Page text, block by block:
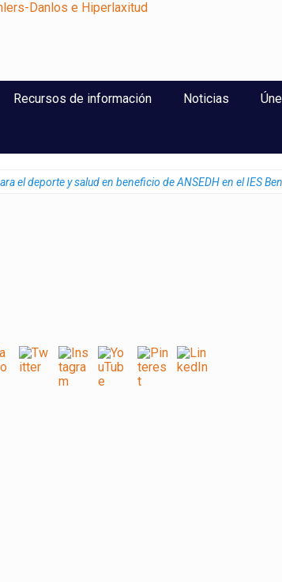
Recursos de información Noticias
el deporte y salud en beneficio de ANSEDH en el IES